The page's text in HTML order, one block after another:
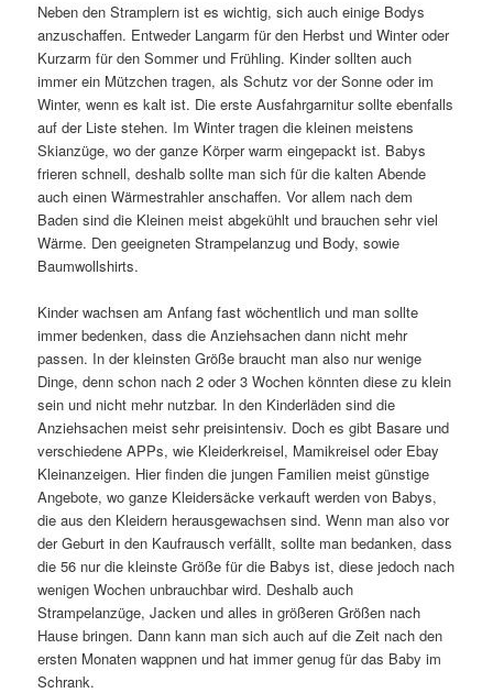
Neben den Stramplern ist es wichtig, sich auch einige Bodys
anzuschaffen. Entweder Langarm für den Herbst und Winter oder
Kurzarm für den Sommer und Frühling. Kinder sollten auch
immer ein Mützchen tragen, als Schutz vor der Sonne oder im
Winter, wenn es kalt ist. Die erste Ausfahrgarnitur sollte ebenfalls
auf der Liste stehen. Im Winter tragen die kleinen meistens
Skianzüge, wo der ganze Körper warm eingepackt ist. Babys
frieren schnell, deshalb sollte man sich für die kalten Abende
auch einen Wärmestrahler anschaffen. Vor allem nach dem
Baden sind die Kleinen meist abgekühlt und brauchen sehr viel
Wärme. Den geeigneten Strampelanzug und Body, sowie
Baumwollshirts.
Kinder wachsen am Anfang fast wöchentlich und man sollte
immer bedenken, dass die Anziehsachen dann nicht mehr
passen. In der kleinsten Größe braucht man also nur wenige
Dinge, denn schon nach 2 oder 3 Wochen könnten diese zu klein
sein und nicht mehr nutzbar. In den Kinderläden sind die
Anziehsachen meist sehr preisintensiv. Doch es gibt Basare und
verschiedene APPs, wie Kleiderkreisel, Mamikreisel oder Ebay
Kleinanzeigen. Hier finden die jungen Familien meist günstige
Angebote, wo ganze Kleidersäcke verkauft werden von Babys,
die aus den Kleidern herausgewachsen sind. Wenn man also vor
der Geburt in den Kaufrausch verfällt, sollte man bedanken, dass
die 56 nur die kleinste Größe für die Babys ist, diese jedoch nach
wenigen Wochen unbrauchbar wird. Deshalb auch
Strampelanzüge, Jacken und alles in größeren Größen nach
Hause bringen. Dann kann man sich auch auf die Zeit nach den
ersten Monaten wappnen und hat immer genug für das Baby im
Schrank.